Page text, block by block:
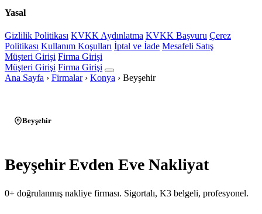
Yasal
Gizlilik Politikası KVKK Aydınlatma KVKK Başvuru Çerez
Politikası Kullanım Koşulları İptal ve İade Mesafeli Satış
Müşteri Girişi Firma Girişi
Müşteri Girişi Firma Girişi
Ana Sayfa › Firmalar › Konya › Beyşehir
Beyşehir
Beyşehir Evden Eve Nakliyat
0+ doğrulanmış nakliye firması. Sigortalı, K3 belgeli, profesyonel.